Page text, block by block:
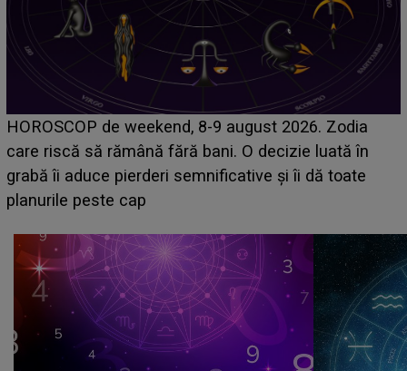
Emanuel a ținut ACEST DETALIU ASCUNS până
acum! În fața Alexandrei, concurentul din Casa Iubirii
face o MĂRTURISIRE NEAȘTEPTATĂ despre mama
sa: "I-am spus și ei în față, eu nu te iubesc pentru